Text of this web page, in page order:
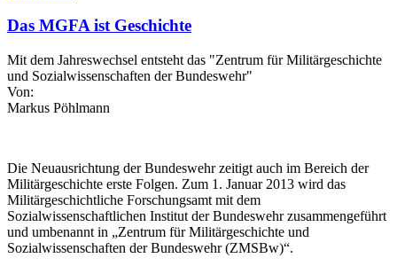
Das MGFA ist Geschichte
Mit dem Jahreswechsel entsteht das "Zentrum für Militärgeschichte
und Sozialwissenschaften der Bundeswehr"
Von:
Markus Pöhlmann
Die Neuausrichtung der Bundeswehr zeitigt auch im Bereich der
Militärgeschichte erste Folgen. Zum 1. Januar 2013 wird das
Militärgeschichtliche Forschungsamt mit dem
Sozialwissenschaftlichen Institut der Bundeswehr zusammengeführt
und umbenannt in „Zentrum für Militärgeschichte und
Sozialwissenschaften der Bundeswehr (ZMSBw)“.